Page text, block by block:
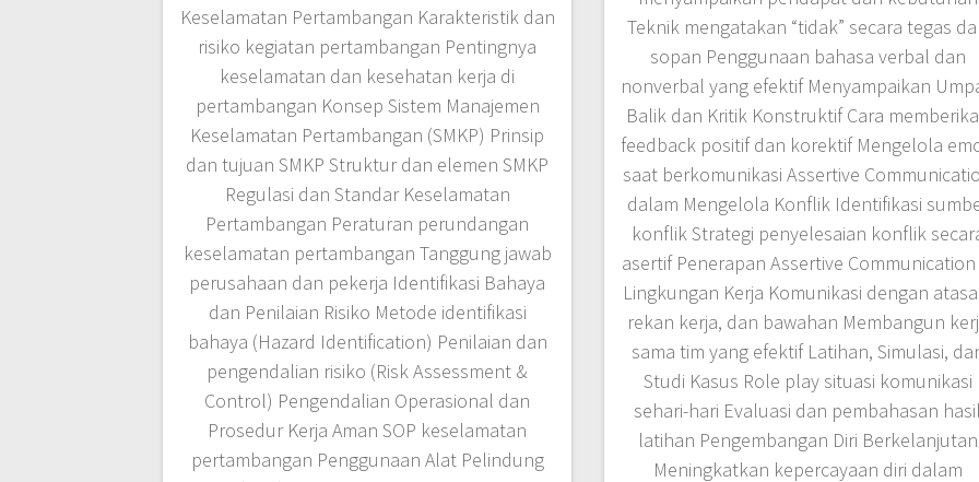
Keselamatan Pertambangan Karakteristik dan
risiko kegiatan pertambangan Pentingnya
keselamatan dan kesehatan kerja di
pertambangan Konsep Sistem Manajemen
Keselamatan Pertambangan (SMKP) Prinsip
dan tujuan SMKP Struktur dan elemen SMKP
Regulasi dan Standar Keselamatan
Pertambangan Peraturan perundangan
keselamatan pertambangan Tanggung jawab
perusahaan dan pekerja Identifikasi Bahaya
dan Penilaian Risiko Metode identifikasi
bahaya (Hazard Identification) Penilaian dan
pengendalian risiko (Risk Assessment &
Control) Pengendalian Operasional dan
Prosedur Kerja Aman SOP keselamatan
pertambangan Penggunaan Alat Pelindung
Teknik mengatakan “tidak” secara tegas
sopan Penggunaan bahasa verbal dan
nonverbal yang efektif Menyampaikan
Balik dan Kritik Konstruktif Cara
feedback positif dan korektif Mengelola
saat berkomunikasi Assertive
dalam Mengelola Konflik Identifikasi
konflik Strategi penyelesaian konflik
asertif Penerapan Assertive Communication
Lingkungan Kerja Komunikasi dengan
rekan kerja, dan bawahan Membangun
sama tim yang efektif Latihan, Simulasi,
Studi Kasus Role play situasi komunikasi
sehari-hari Evaluasi dan pembahasan hasil
latihan Pengembangan Diri Berkelanjutan
Meningkatkan kepercayaan diri dalam